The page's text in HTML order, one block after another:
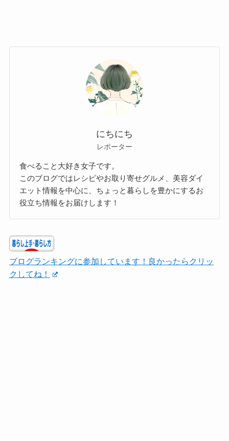
にちにち
レポーター
食べること大好き女子です。
このブログではレシピやお取り寄せグルメ、美容ダイ
エット情報を中心に、ちょっと暮らしを豊かにするお
役立ち情報をお届けします！
ブログランキングに参加しています！良かったらクリッ
クしてね！